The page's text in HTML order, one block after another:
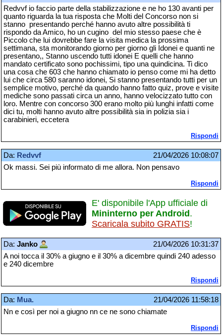
Redvvf io faccio parte della stabilizzazione e ne ho 130 avanti per
quanto riguarda la tua risposta che Molti del Concorso non si
stanno presentando perché hanno avuto altre possibilità ti
rispondo da Amico, ho un cugino del mio stesso paese che è
Piccolo che lui dovrebbe fare la visita medica la prossima
settimana, sta monitorando giorno per giorno gli Idonei e quanti ne
presentano,, Stanno uscendo tutti idonei E quelli che hanno
mandato certificato sono pochissimi, tipo una quindicina. Ti dico
una cosa che 603 che hanno chiamato io penso come mi ha detto
lui che circa 580 saranno idonei, Si stanno presentando tutti per un
semplice motivo, perché da quando hanno fatto quiz, prove e visite
mediche sono passati circa un anno, hanno velocizzato tutto con
loro. Mentre con concorso 300 erano molto più lunghi infatti come
dici tu, molti hanno avuto altre possibilità sia in polizia sia i
carabinieri, eccetera
Rispondi
Da: Redvvf
21/04/2026 10:08:07
Ok massi. Sei più informato di me allora. Non pensavo
Rispondi
E' disponibile l'App ufficiale di
Mininterno per Android.
Scaricala subito GRATIS!
Da: Janko
21/04/2026 10:31:37
A noi tocca il 30% a giugno e il 30% a dicembre quindi 240 adesso
e 240 dicembre
Rispondi
Da: Mua.
21/04/2026 11:58:18
Nn e così per noi a giugno nn ce ne sono chiamate
Rispondi